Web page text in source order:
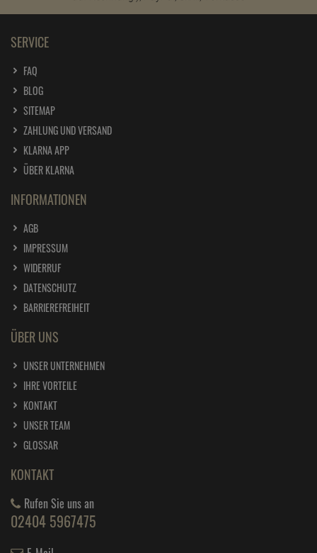
SERVICE
FAQ
BLOG
SITEMAP
ZAHLUNG UND VERSAND
KLARNA APP
ÜBER KLARNA
INFORMATIONEN
AGB
IMPRESSUM
WIDERRUF
DATENSCHUTZ
BARRIEREFREIHEIT
ÜBER UNS
UNSER UNTERNEHMEN
IHRE VORTEILE
KONTAKT
UNSER TEAM
GLOSSAR
KONTAKT
Rufen Sie uns an
02404 5967475